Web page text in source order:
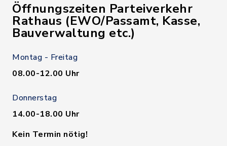
Öffnungszeiten Parteiverkehr
Rathaus (EWO/Passamt, Kasse,
Bauverwaltung etc.)
Montag - Freitag
08.00-12.00 Uhr
Donnerstag
14.00-18.00 Uhr
Kein Termin nötig!